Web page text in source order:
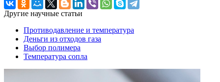
Другие научные статьи
Противодавление и температура
Деньги из отходов газа
Выбор полимера
Температура сопла